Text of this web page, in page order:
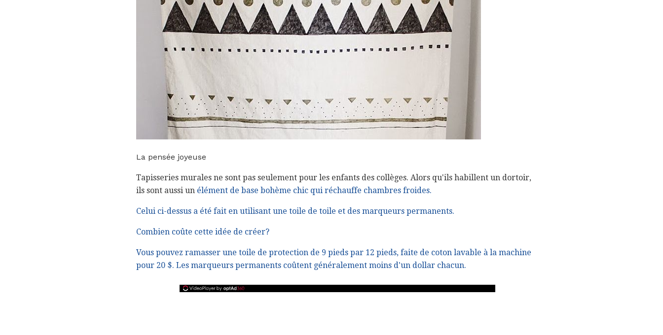
La pensée joyeuse
Tapisseries murales ne sont pas seulement pour les enfants des collèges. Alors qu'ils habillent un dortoir,
ils sont aussi un élément de base bohème chic qui réchauffe chambres froides.
Celui ci-dessus a été fait en utilisant une toile de toile et des marqueurs permanents.
Combien coûte cette idée de créer?
Vous pouvez ramasser une toile de protection de 9 pieds par 12 pieds, faite de coton lavable à la machine
pour 20 $. Les marqueurs permanents coûtent généralement moins d'un dollar chacun.